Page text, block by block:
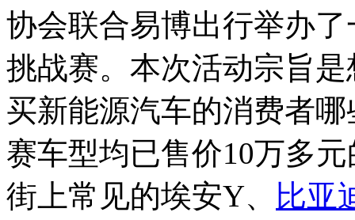
协会联合易博出行举办
挑战赛。本次活动宗旨
买新能源汽车的消费者
赛车型均已售价10万多
街上常见的埃安Y、
比亚